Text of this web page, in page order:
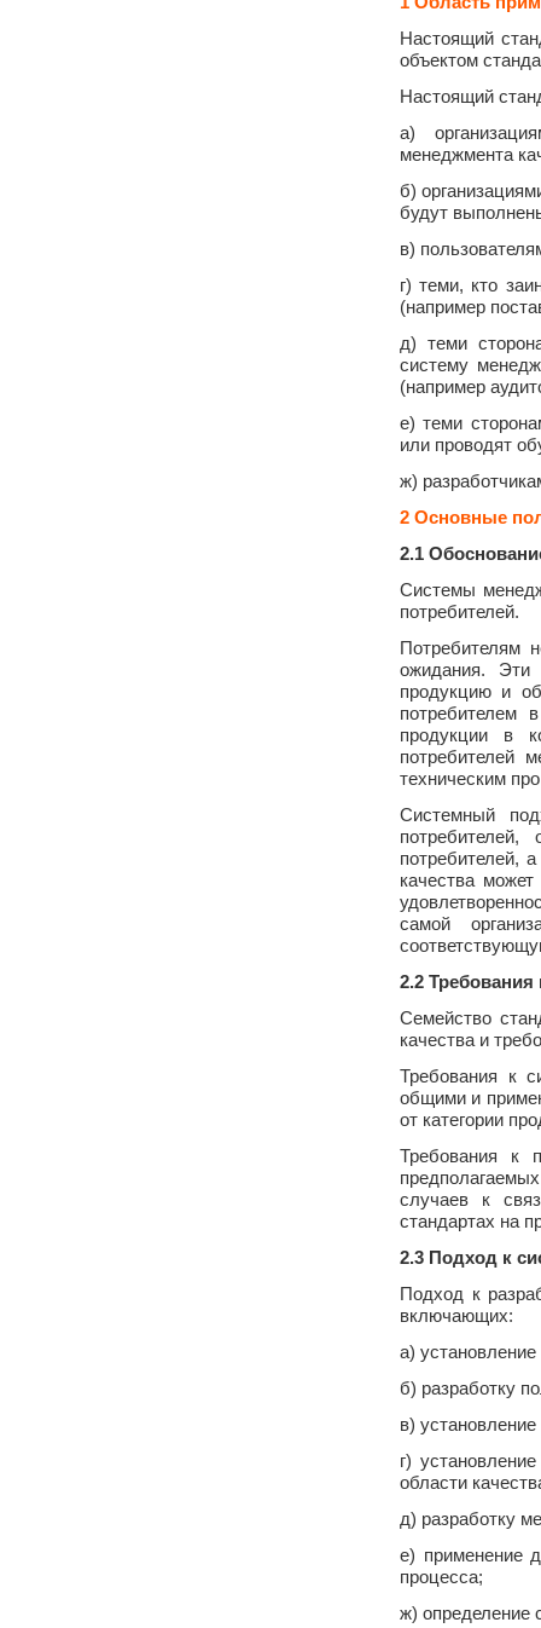
Настоящий
объектом
Настоящий
а)
менеджмента
б)
будут
в)
г) теми, кто
(например
д) теми
систему
(например
е) теми
или проводят
ж)
2 Основные
2.1
Системы
потребителей.
Потребителям
ожидания. Эти
продукцию и
потребителем
продукции в
потребителей
техническим
Системный
потребителей,
качества
самой
2.2
Семейство
качества и
Требования к
общими и
от категории
Требования к
случаев к
стандартах на
2.3 Подход к
Подход к
включающих:
а)
б) разработку
в)
г)
области
д) разработку
е) применение
процесса;
ж) определение